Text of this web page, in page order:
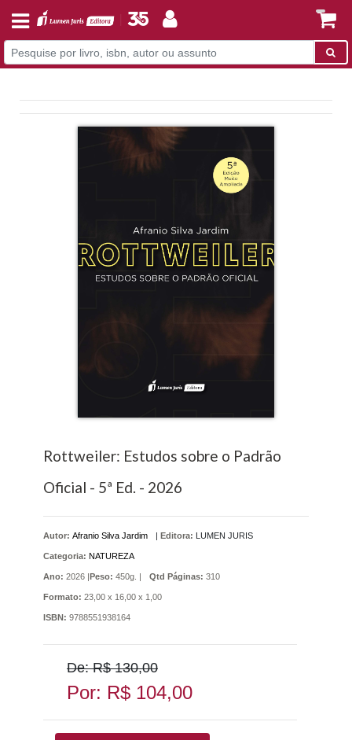
Rottweiler: Estudos sobre o Padrão
Oficial - 5ª Ed. - 2026
Autor: Afranio Silva Jardim Editora: LUMEN JURIS
Categoria: NATUREZA
Ano: 2026 | Peso: 450g. | Qtd Páginas: 310
Formato: 23,00 x 16,00 x 1,00
ISBN: 9788551938164
De: R$ 130,00
Por: R$ 104,00